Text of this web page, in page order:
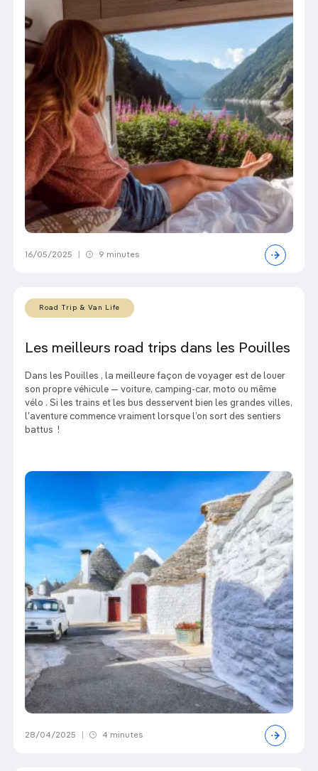
16/05/2025 9 minutes
Road Trip & Van Life
Les meilleurs road trips dans les Pouilles
Dans les Pouilles , la meilleure façon de voyager est de louer
son propre véhicule — voiture, camping-car, moto ou même
vélo . Si les trains et les bus desservent bien les grandes villes,
l'aventure commence vraiment lorsque l’on sort des sentiers
battus !
28/04/2025 4 minutes